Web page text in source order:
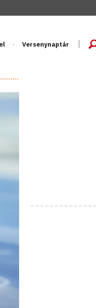
Versenynaptár